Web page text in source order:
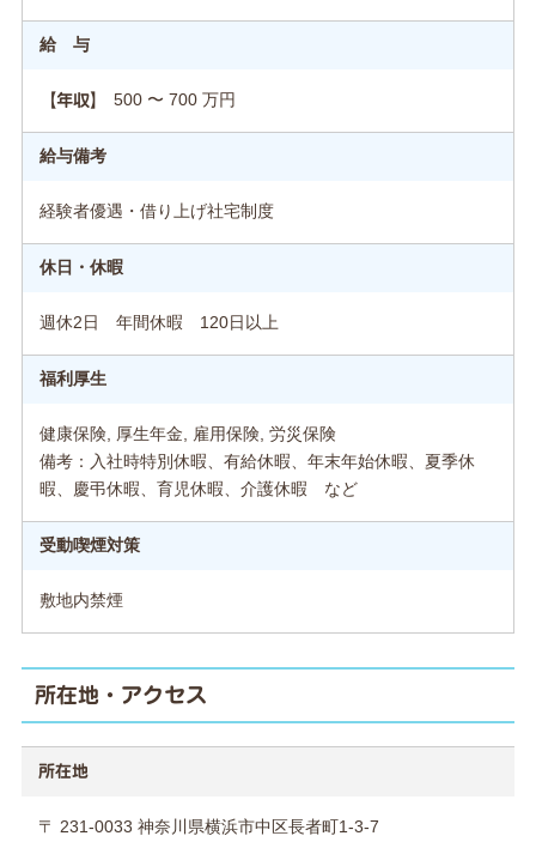
給 与
【年収】 500 〜 700 万円
給与備考
経験者優遇・借り上げ社宅制度
休日・休暇
週休2日 年間休暇 120日以上
福利厚生
健康保険, 厚生年金, 雇用保険, 労災保険
備考：入社時特別休暇、有給休暇、年末年始休暇、夏季休
暇、慶弔休暇、育児休暇、介護休暇 など
受動喫煙対策
敷地内禁煙
所在地・アクセス
所在地
〒 231-0033 神奈川県横浜市中区長者町1-3-7